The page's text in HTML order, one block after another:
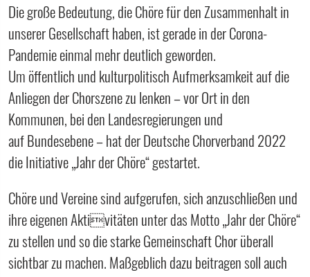
Die große Bedeutung, die Chöre für den Zusammenhalt in
unserer Gesellschaft haben, ist gerade in der Corona-
Pandemie einmal mehr deutlich geworden.
Um öffentlich und kulturpolitisch Aufmerksamkeit auf die
Anliegen der Chorszene zu lenken – vor Ort in den
Kommunen, bei den Landesregierungen und
auf Bundesebene – hat der Deutsche Chorverband 2022
die Initiative „Jahr der Chöre“ gestartet.
Chöre und Vereine sind aufgerufen, sich anzuschließen und
ihre eigenen Aktivitäten unter das Motto „Jahr der Chöre“
zu stellen und so die starke Gemeinschaft Chor überall
sichtbar zu machen. Maßgeblich dazu beitragen soll auch